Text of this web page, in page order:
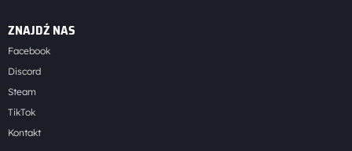
ZNAJDŹ NAS
Facebook
Discord
Steam
TikTok
Kontakt